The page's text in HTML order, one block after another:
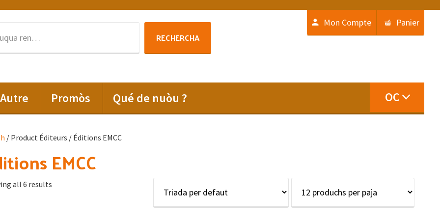
:
RECHERCHA
Mon Compte Panier
Autre Promòs Qué de nuòu ? OC
/ Product Éditeurs / Éditions EMCC
EMCC
all 6 results